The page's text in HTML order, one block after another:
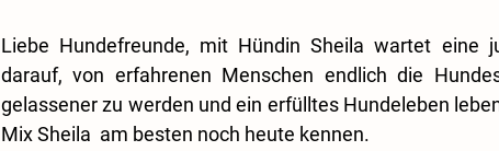
Liebe Hundefreunde, mit Hündin Sheila wartet eine
darauf, von erfahrenen Menschen endlich die
gelassener zu werden und ein erfülltes Hundeleben
Mix Sheila  am besten noch heute kennen.